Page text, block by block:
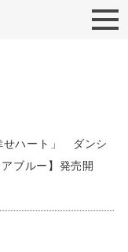
の卵 With LOVERS
ハート」 ダンシ
ブルー】発売開